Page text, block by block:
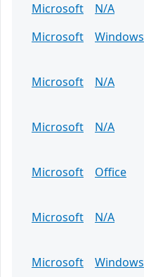
Microsoft N/A
Microsoft
Windows
Microsoft
N/A
Microsoft
N/A
Microsoft
Office
Microsoft
N/A
Microsoft
Windows